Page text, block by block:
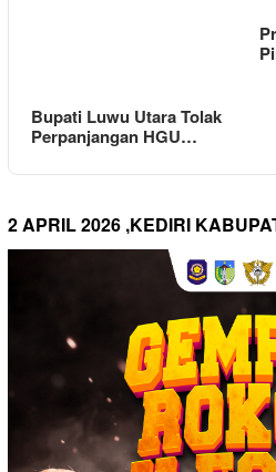
Bupati Luwu Utara Tolak
Perpanjangan HGU…
2 APRIL 2026 ,KEDIRI